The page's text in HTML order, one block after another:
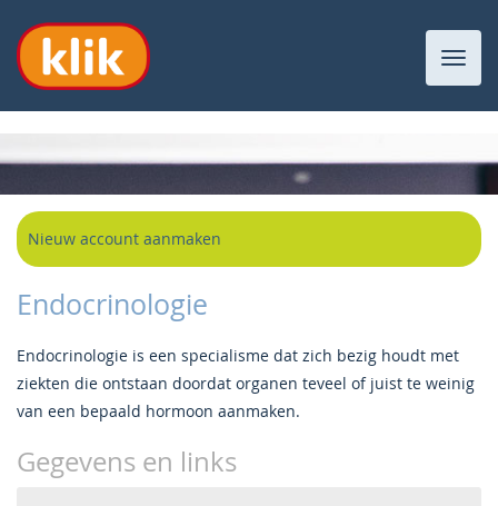
Nieuw account aanmaken
Endocrinologie
Endocrinologie is een specialisme dat zich bezig houdt met
ziekten die ontstaan doordat organen teveel of juist te weinig
van een bepaald hormoon aanmaken.
Gegevens en links